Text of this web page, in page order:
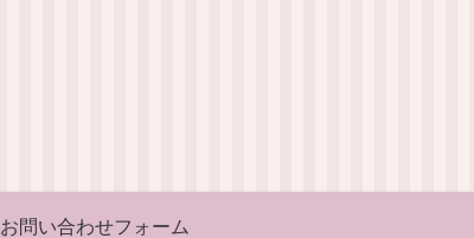
お問い合わせフォーム